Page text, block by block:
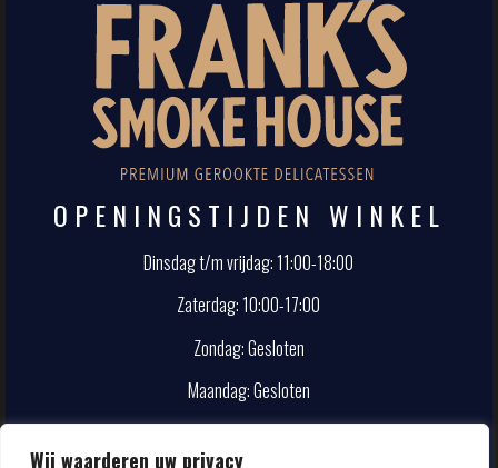
Wij waarderen uw privacy
OPENINGSTIJDEN WINKEL
Dinsdag t/m vrijdag: 11:00-18:00
Zaterdag: 10:00-17:00
Zondag: Gesloten
Maandag: Gesloten
CONTACT